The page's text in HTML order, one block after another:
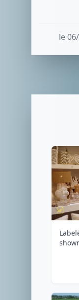
le